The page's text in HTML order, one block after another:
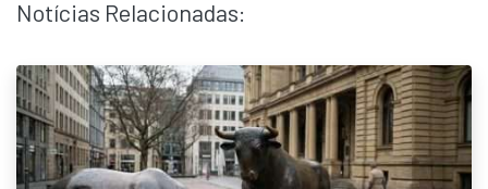
Notícias Relacionadas: